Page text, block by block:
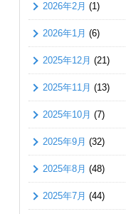
2026年2月 (1)
2026年1月 (6)
2025年12月 (21)
2025年11月 (13)
2025年10月 (7)
2025年9月 (32)
2025年8月 (48)
2025年7月 (44)